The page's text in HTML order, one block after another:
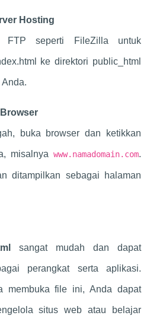
Hosting
FTP seperti FileZilla untuk
ke direktori public_html
buka browser dan ketikkan
misalnya www.namadomain.com.
ditampilkan sebagai halaman
sangat mudah dan dapat
perangkat serta aplikasi.
membuka file ini, Anda dapat
situs web atau belajar